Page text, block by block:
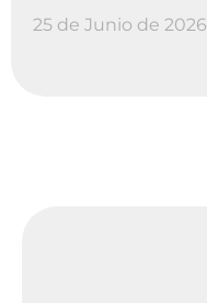
25 de Junio de 2026